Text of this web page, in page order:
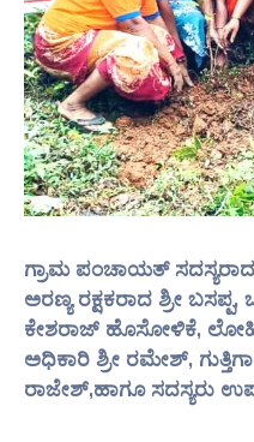
ಗ್ರಾಮ ಪಂಚಾಯತ್
ಅರಣ್ಯ ರಕ್ಷಕರಾದ ಶ್ರೀ ಬಸಪ್ಪ,
ಕೇಶರಾಜ್ ಹೊಸೋಳಿಕೆ,
ಅಧಿಕಾರಿ ಶ್ರೀ ರಮೇಶ್,
ರಾಜೇಶ್,ಹಾಗೂ ಸದಸ್ಯರು